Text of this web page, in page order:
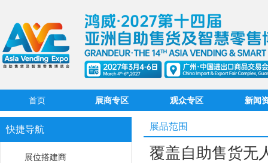
首页 展商专区 观众专区 新闻
快捷导航
展位搭建商
展品范围
覆盖自助售货无